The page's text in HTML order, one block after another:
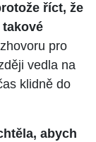
říct, že
pro
vedla na
klidně do
abych